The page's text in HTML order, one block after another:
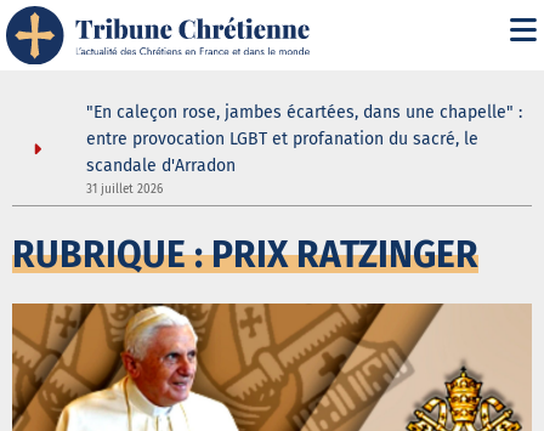
douche
"En caleçon rose, jambes écartées, dans une chapelle" :
entre provocation LGBT et profanation du sacré, le
scandale d'Arradon
31 juillet 2026
RUBRIQUE : PRIX RATZINGER